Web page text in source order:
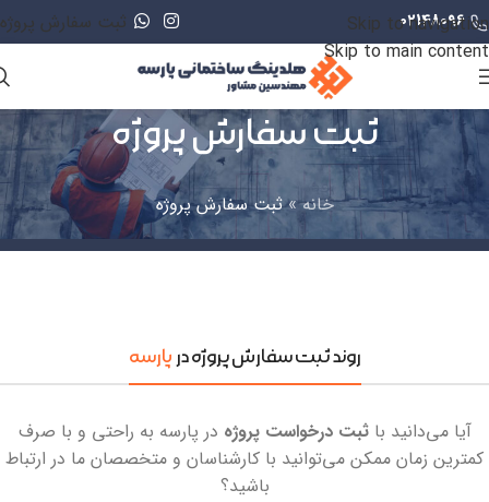
Skip to navigation
Skip to main content
02148096 ثبت سفارش پروژه
ثبت سفارش پروژه
خانه»ثبت سفارش پروژه
روند ثبت سفارش پروژه در پارسه
آیا می‌دانید باثبت درخواست پروژه در پارسه به راحتی و با صرف
کمترین زمان ممکن می‌توانید با کارشناسان و متخصصان ما در ارتباط
باشید؟